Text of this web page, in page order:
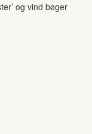
og vind bøger